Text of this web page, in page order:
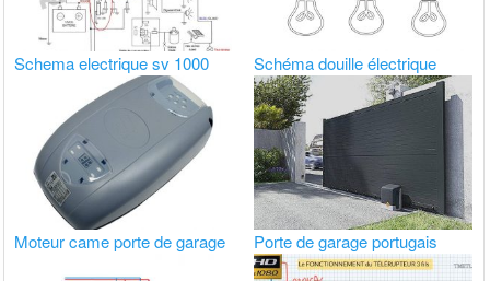
Schema electrique sv 1000 Schéma douille électrique
Moteur came porte de garage Porte de garage portugais